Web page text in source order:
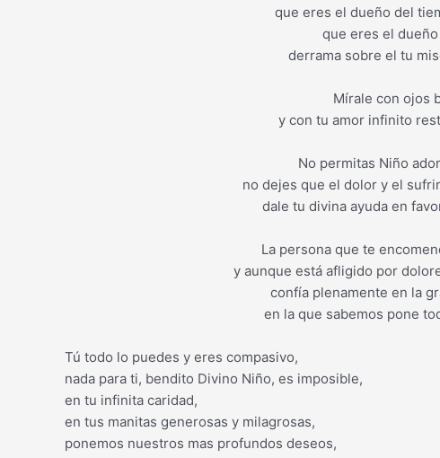
que eres el dueño del
que eres el
derrama sobre el tu
Mírale con ojos
y con tu amor infinito
No permitas Niño
no dejes que el dolor y el
dale tu divina ayuda en
La persona que te
y aunque está afligido por
confía plenamente en la
en la que sabemos pone
Tú todo lo puedes y eres compasivo,
nada para ti, bendito Divino Niño, es imposible,
en tu infinita caridad,
en tus manitas generosas y milagrosas,
ponemos nuestros mas profundos deseos,